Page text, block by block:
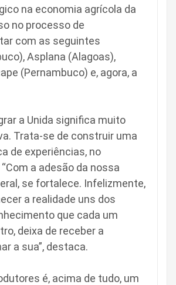
na economia agrícola da
no processo de
com as seguintes
Asplana (Alagoas),
(Pernambuco) e, agora, a
a Unida significa muito
Trata-se de construir uma
de experiências, no
a adesão da nossa
se fortalece. Infelizmente,
a realidade uns dos
que cada um
deixa de receber a
a sua”, destaca.
é, acima de tudo, um